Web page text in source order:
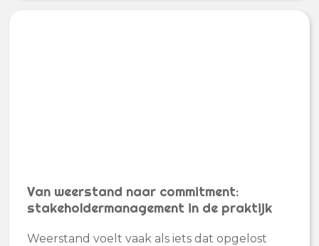
Van weerstand naar commitment:
stakeholdermanagement in de praktijk
Weerstand voelt vaak als iets dat opgelost